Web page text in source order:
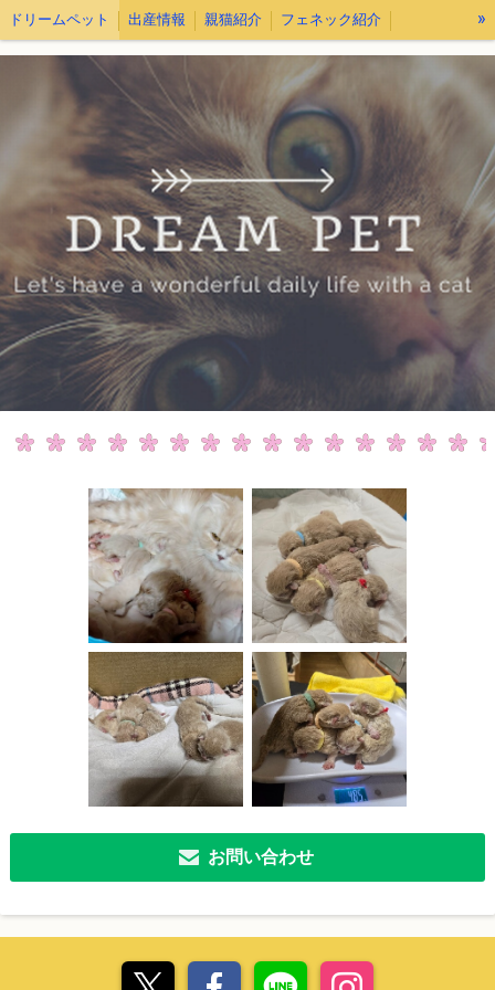
ドリームペット 出産情報 親猫紹介 フェネック紹介
お迎えについて
»
お問い合わせ